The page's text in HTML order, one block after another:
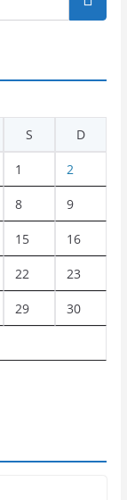
S D
1 2
8 9
15 16
22 23
29 30